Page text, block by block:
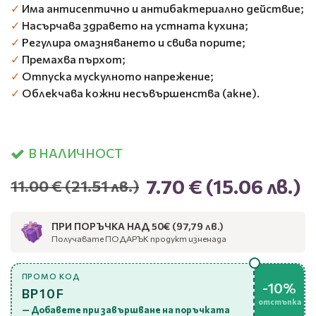
✓ Има антисептично и антибактериално действие;
✓ Насърчава здравето на устната кухина;
✓ Регулира омазняването и свива порите;
✓ Премахва пърхот;
✓ Отпуска мускулното напрежение;
✓ Облекчава кожни несъвършенства (акне).
В НАЛИЧНОСТ
7.70 € (15.06 лв.)
11.00 €(21.51 лв.)
ПРИ ПОРЪЧКА НАД 50€ (97,79 лв.)
Получавате ПОДАРЪК продукт изненада
ПРОМО КОД
BP10F
— Добавете при завършване на поръчката
-10%
отстъпка